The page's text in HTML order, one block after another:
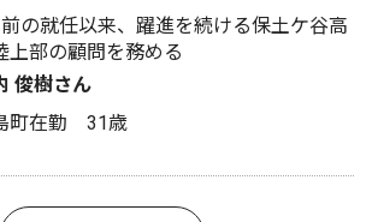
の就任以来、躍進を続ける保土ケ谷高
上部の顧問を務める
俊樹さん
町在勤 31歳